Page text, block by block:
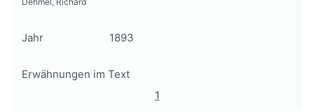
Jahr 1893
Erwähnungen im Text
1